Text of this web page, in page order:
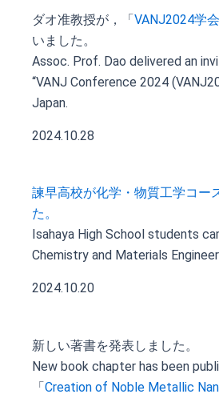
ダオ准教授が，「VANJ2024学会
いました。
Assoc. Prof. Dao delivered an
“VANJ Conference 2024
Japan.
2024.10.28
諫早高校が化学・物質工学コー
た。
Isahaya High School students
Chemistry and Materials
2024.10.20
新しい著書を発表しました。
New book chapter has been
「Creation of Noble Metallic